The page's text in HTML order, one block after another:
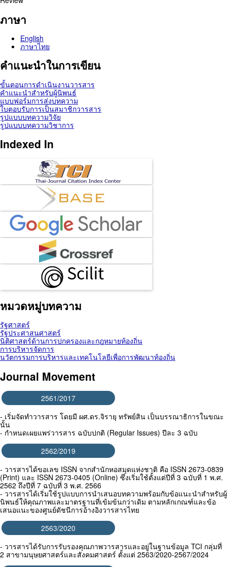
ภาษา
English
ภาษาไทย
คำแนะนำในการเขียน
ขั้นตอนการดำเนินงานวารสาร
คำแนะนำสำหรับผู้นิพนธ์
แบบฟอร์มการส่งบทความ
ใบตอบรับการเป็นสมาชิกวารสาร
รูปแบบบทความวิจัย
รูปแบบบทความวิชาการ
Indexed In
หมวดหมู่บทความ
รัฐศาสตร์
รัฐประศาสนศาสตร์
นิติศาสตร์ด้านการปกครองและกฎหมายท้องถิ่น
การบริหารจัดการ
นวัตกรรมการบริหารและเทคโนโลยีเพื่อการพัฒนาท้องถิ่น
Journal Movement
2561/2017
- เริ่มจัดทำวารสาร โดยมี ผศ.ดร.จิรายุ ทรัพย์สิน เป็นบรรณาธิการในขณะ
นั้น
- กำหนดเผยแพร่วารสาร ฉบับปกติ (Regular Issues) ปีละ 3 ฉบับ
2562/2019
- วารสารได้ขอเลข ISSN จากสำนักหอสมุดแห่งชาติ คือ ISSN 2673-0839
(Print) และ ISSN 2673-0405 (Online) ซึ่งเริ่มใช้ตั้งแต่ปีที่ 3 ฉบับที่ 1 พ.ศ.
2562 ถึงปีที่ 7 ฉบับที่ 3 พ.ศ. 2566
- วารสารได้เริ่มใช้รูปแบบการนำเสนอบทความพร้อมกับข้อแนะนำสำหรับผู้
นิพนธ์ให้คุณภาพและมาตรฐานที่เข้มข้นกว่าเดิม ตามหลักเกณฑ์และข้อ
เสนอแนะของศูนย์ดัชนีการอ้างอิงวารสารไทย
2563/2020
- วารสารได้รับการรับรองคุณภาพวารสารและอยู่ในฐานข้อมูล TCI กลุ่มที่
2 สาขามนุษยศาสตร์และสังคมศาสตร์ ตั้งแต่ 2563/2020-2567/2024